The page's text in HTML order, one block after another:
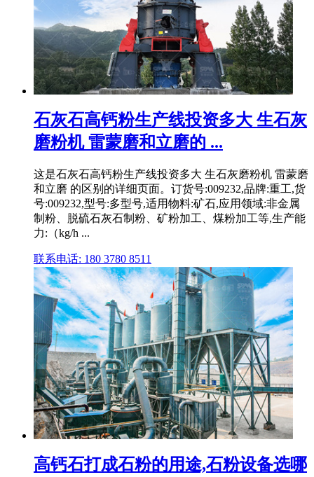
石灰石高钙粉生产线投资多大 生石灰
磨粉机 雷蒙磨和立磨的 ...
这是石灰石高钙粉生产线投资多大 生石灰磨粉机 雷蒙磨
和立磨 的区别的详细页面。订货号:009232,品牌:重工,货
号:009232,型号:多型号,适用物料:矿石,应用领域:非金属
制粉、脱硫石灰石制粉、矿粉加工、煤粉加工等,生产能
力:（kg/h ...
联系电话: 180 3780 8511
高钙石打成石粉的用途,石粉设备选哪